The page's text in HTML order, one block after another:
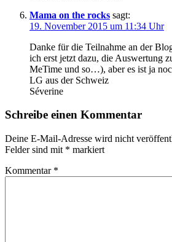
Mama on the rocks sagt:
19. November 2015 um 11:34 Uhr
Danke für die Teilnahme an der
ich erst jetzt dazu, die Auswertung
MeTime und so…), aber es ist ja
LG aus der Schweiz
Séverine
Schreibe einen Kommentar
Deine E-Mail-Adresse wird nicht
Felder sind mit * markiert
Kommentar *